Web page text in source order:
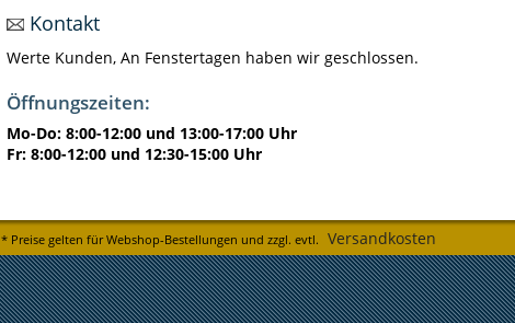
Kontakt
Werte Kunden, An Fenstertagen haben wir geschlossen.
Öffnungszeiten:
Mo-Do: 8:00-12:00 und 13:00-17:00 Uhr
Fr: 8:00-12:00 und 12:30-15:00 Uhr
* Preise gelten für Webshop-Bestellungen und zzgl. evtl. Versandkosten